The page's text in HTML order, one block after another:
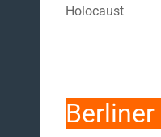
Holocaust